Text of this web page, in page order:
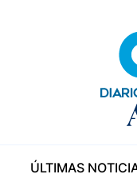
ÚLTIMAS